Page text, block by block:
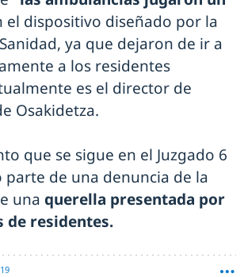
el dispositivo diseñado por la
ya que dejaron de ir a
a los residentes
es el director de
Osakidetza.
que se sigue en el Juzgado 6
parte de una denuncia de la
una querella presentada por
de residentes.